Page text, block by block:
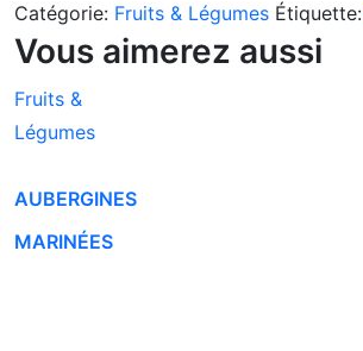
Catégorie: Fruits & Légumes Étiquette:
Vous aimerez aussi
Fruits &
Légumes
AUBERGINES
MARINÉES